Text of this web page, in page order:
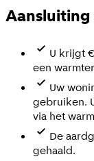
U krijgt
een
Uw
gebruiken.
via het
De
gehaald.